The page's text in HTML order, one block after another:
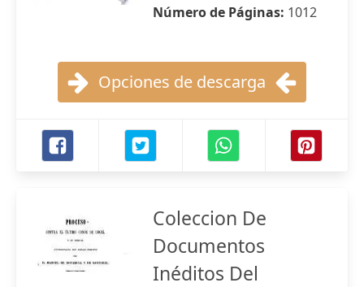
Número de Páginas: 1012
Opciones de descarga
Coleccion De
Documentos
Inéditos Del